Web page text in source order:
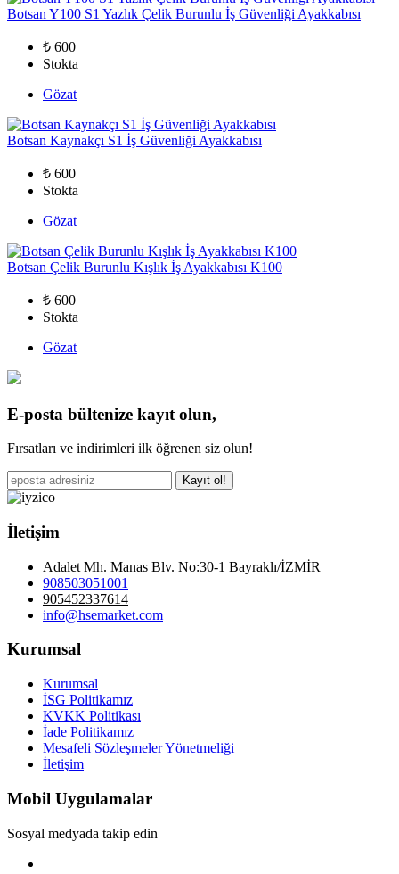
Botsan Y100 S1 Yazlık Çelik Burunlu İş Güvenliği Ayakkabısı
₺ 600
Stokta
Gözat
Botsan Kaynakçı S1 İş Güvenliği Ayakkabısı
₺ 600
Stokta
Gözat
Botsan Çelik Burunlu Kışlık İş Ayakkabısı K100
₺ 600
Stokta
Gözat
E-posta bültenize kayıt olun,
Fırsatları ve indirimleri ilk öğrenen siz olun!
Kayıt ol!
İletişim
Adalet Mh. Manas Blv. No:30-1 Bayraklı/İZMİR
908503051001
905452337614
info@hsemarket.com
Kurumsal
Kurumsal
İSG Politikamız
KVKK Politikası
İade Politikamız
Mesafeli Sözleşmeler Yönetmeliği
İletişim
Mobil Uygulamalar
Sosyal medyada takip edin